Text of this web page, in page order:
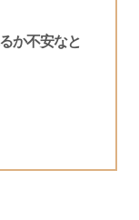
か不安なと